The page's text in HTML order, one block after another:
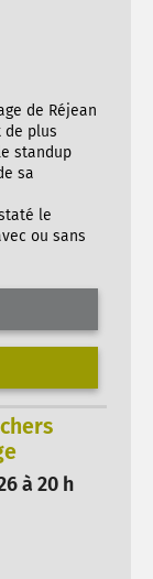
de Réjean
de plus
standup
sa
le
ou sans
à 20 h